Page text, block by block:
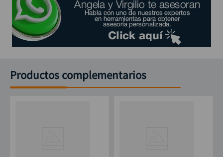
Productos complementarios